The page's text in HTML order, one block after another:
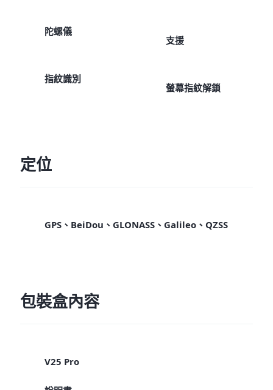
陀螺儀
支援
指紋識別
螢幕指紋解鎖
定位
GPS、BeiDou、GLONASS、Galileo、QZSS
包裝盒內容
V25 Pro